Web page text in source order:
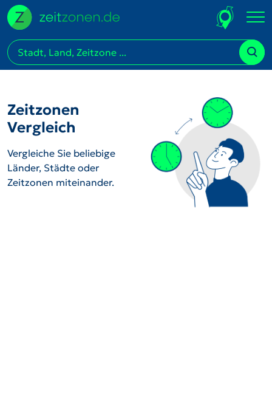
Zeitzonen
Vergleich
Vergleiche Sie beliebige
Länder, Städte oder
Zeitzonen miteinander.